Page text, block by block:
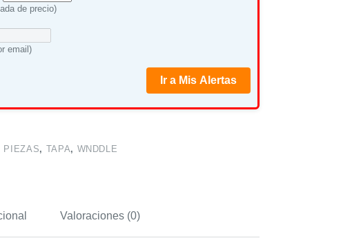
de precio)
email)
Ir a Mis Alertas
PIEZAS, TAPA, WNDDLE
Valoraciones (0)